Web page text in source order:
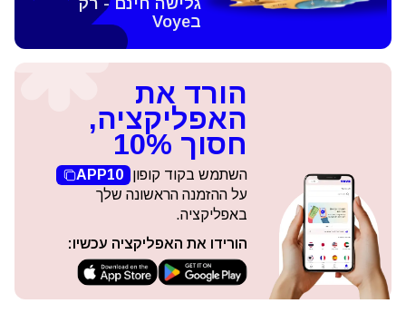
גלישה חינם - רק
בVoye
הורד את
האפליקציה,
חסוך 10%
השתמש בקוד קופון
APP10
על ההזמנה הראשונה שלך
באפליקציה.
הורידו את האפליקציה עכשיו: